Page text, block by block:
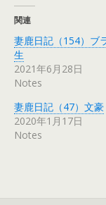
関連
妻鹿日記（154）ブ
生
2021年6月28日
Notes
妻鹿日記（47）文豪
2020年1月17日
Notes